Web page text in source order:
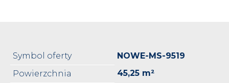
Symbol oferty
NOWE-MS-9519
Powierzchnia
45,25 m²